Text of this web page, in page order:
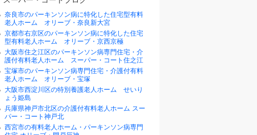
奈良市のパーキンソン病に特化した住宅型有料
老人ホーム オリーブ・奈良新大宮
京都市右京区のパーキンソン病に特化した住宅
型有料老人ホーム オリーブ・京西京極
大阪市住之江区のパーキンソン病専門住宅・介
護付有料老人ホーム スーパー・コート住之江
宝塚市のパーキンソン病専門住宅・介護付有料
老人ホーム オリーブ・宝塚
大阪市西淀川区の特別養護老人ホーム せいり
ょう姫島
兵庫県神戸市北区の介護付有料老人ホーム スー
パー・コート神戸北
西宮市の有料老人ホーム・パーキンソン病専門